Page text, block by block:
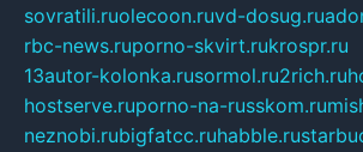
sovratili.ruolecoon.ruvd-dosug.ru
rbc-news.ruporno-skvirt.rukrospr.ru
13autor-kolonka.rusormol.ru2rich.ru
hostserve.ruporno-na-russkom.ru
neznobi.rubigfatcc.ruhabble.ru